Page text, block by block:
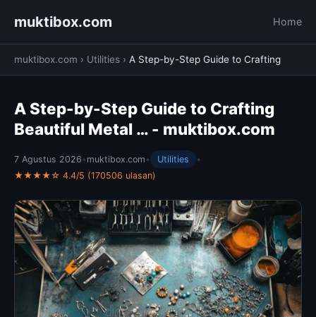
muktibox.com Home
muktibox.com › Utilities › A Step-by-Step Guide to Crafting
A Step-by-Step Guide to Crafting
Beautiful Metal … - muktibox.com
7 Agustus 2026 • muktibox.com • Utilities
•
★★★★☆ 4.4/5 (170506 ulasan)